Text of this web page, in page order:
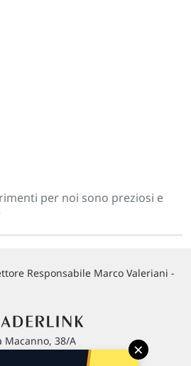
per noi sono preziosi e
Responsabile Marco Valeriani -
Macanno, 38/A
×